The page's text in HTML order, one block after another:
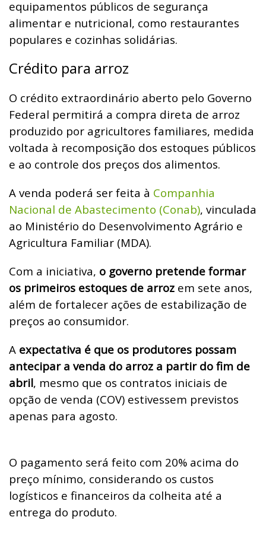
equipamentos públicos de segurança
alimentar e nutricional, como restaurantes
populares e cozinhas solidárias.
Crédito para arroz
O crédito extraordinário aberto pelo Governo
Federal permitirá a compra direta de arroz
produzido por agricultores familiares, medida
voltada à recomposição dos estoques públicos
e ao controle dos preços dos alimentos.
A venda poderá ser feita à Companhia
Nacional de Abastecimento (Conab), vinculada
ao Ministério do Desenvolvimento Agrário e
Agricultura Familiar (MDA).
Com a iniciativa, o governo pretende formar
os primeiros estoques de arroz em sete anos,
além de fortalecer ações de estabilização de
preços ao consumidor.
A expectativa é que os produtores possam
antecipar a venda do arroz a partir do fim de
abril, mesmo que os contratos iniciais de
opção de venda (COV) estivessem previstos
apenas para agosto.
O pagamento será feito com 20% acima do
preço mínimo, considerando os custos
logísticos e financeiros da colheita até a
entrega do produto.